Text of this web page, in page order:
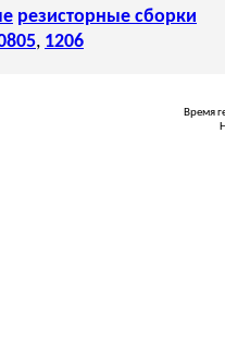
резисторные сборки
, 1206
Время